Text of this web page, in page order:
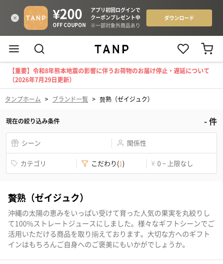
【重要】令和8年熊本地震の影響に伴うお荷物のお届け停止・遅延について
（2026年7月29日更新）
タンプホーム > ブランド一覧 > 贅熟（ゼイジュク）
現在の絞り込み条件 -件
シーン 関係性
カテゴリ こだわり(1) ¥ 0 ~ 上限なし
贅熟（ゼイジュク）
沖縄の太陽の恵みをいっぱい受けて育った人気の果実を丸絞りし
て100%ストレートジュースにしました。様々なギフトシーンでご
活用いただける商品を取り揃えております。大切な方へのギフト
インはもちろんご自身へのご褒美にもいかがでしょうか。